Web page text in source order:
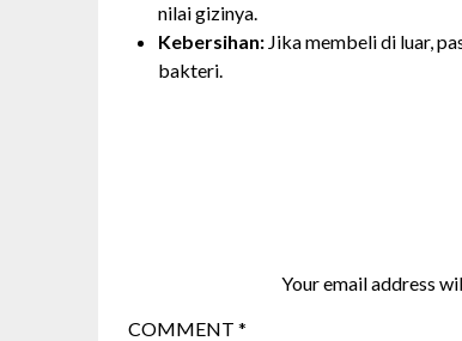
nilai gizinya.
Kebersihan: Jika membeli di luar,
bakteri.
Your email address
COMMENT *